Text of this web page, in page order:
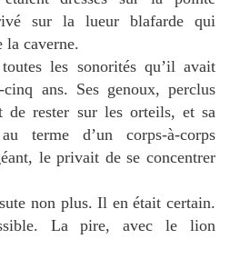
sur la lueur blafarde qui
la caverne.
les sonorités qu’il avait
cinq ans. Ses genoux, perclus
de rester sur les orteils, et sa
terme d’un corps-à-corps
le privait de se concentrer
non plus.Il en était certain.
La pire, avec le lion